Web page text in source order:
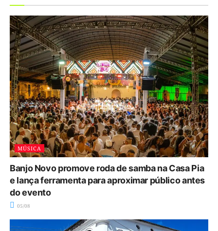
MÚSICA
Banjo Novo promove roda de samba na Casa Pia
e lança ferramenta para aproximar público antes
do evento
05/08